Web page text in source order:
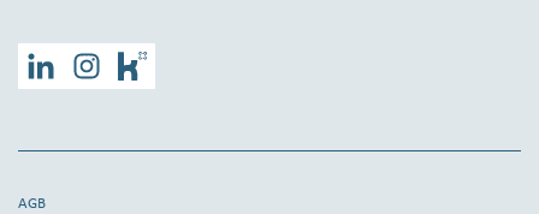
LinkedInInstagramKununu
AGB